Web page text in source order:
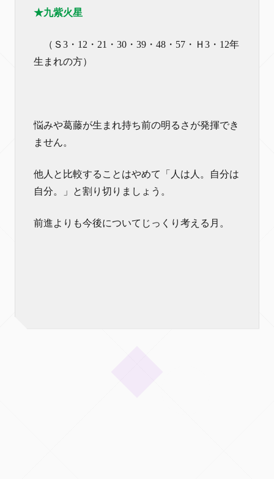
★九紫火星
（Ｓ3・12・21・30・39・48・57・Ｈ3・12年
生まれの方）
悩みや葛藤が生まれ持ち前の明るさが発揮でき
ません。
他人と比較することはやめて「人は人。自分は
自分。」と割り切りましょう。
前進よりも今後についてじっくり考える月。